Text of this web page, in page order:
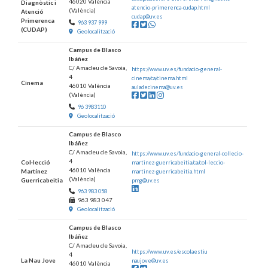
Diagnòstic i
Atenció
Primerenca
(CUDAP)
(València)
963 937 999
Geolocalització
atencio-primerenca-cudap.html
cudap@uv.es
Facebook
TwitterWhatsapp
Cinema
Campus de Blasco
Ibáñez
C/ Amadeu de Savoia,
4
46010 València
(València)
96 3983110
Geolocalització
https://www.uv.es/fundacio-general-
cinema/ca/cinema.html
auladecinema@uv.es
Facebook
TwitterLinkedIn
Instagram
Col·lecció
Martínez
Guerricabeitia
Campus de Blasco
Ibáñez
C/ Amadeu de Savoia,
4
46010 València
(València)
963 983 058
963 983 047
Geolocalització
https://www.uv.es/fundacio-general-collecio-
martinez-guerricabeitia/ca/col-leccio-
martinez-guerricabeitia.html
pmg@uv.es
La Nau Jove
Campus de Blasco
Ibáñez
C/ Amadeu de Savoia,
4
46010 València
https://www.uv.es/escolaestiu
naujove@uv.es